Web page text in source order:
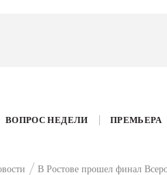
ВОПРОС НЕДЕЛИ ПРЕМЬЕРА
В Ростове прошел финал